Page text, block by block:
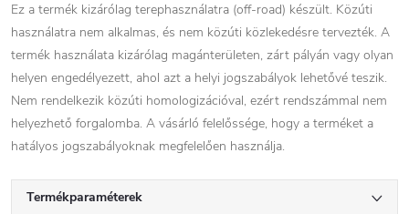
Ez a termék kizárólag terephasználatra (off-road) készült. Közúti
használatra nem alkalmas, és nem közúti közlekedésre tervezték. A
termék használata kizárólag magánterületen, zárt pályán vagy olyan
helyen engedélyezett, ahol azt a helyi jogszabályok lehetővé teszik.
Nem rendelkezik közúti homologizációval, ezért rendszámmal nem
helyezhető forgalomba. A vásárló felelőssége, hogy a terméket a
hatályos jogszabályoknak megfelelően használja.
Termékparaméterek